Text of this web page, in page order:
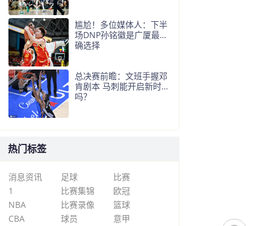
尴尬！多位媒体人：下半
场DNP孙铭徽是广厦最正
确选择
总决赛前瞻：文班手握邓
肯剧本 马刺能开启新时代
吗？
热门标签
消息资讯 足球
比赛
1
比赛集锦
欧冠
NBA
比赛录像
篮球
CBA
球员 意甲